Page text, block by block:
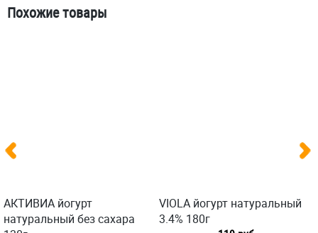
Похожие товары
АКТИВИА йогурт
натуральный без сахара
VIOLA йогурт натуральный
3.4% 180г